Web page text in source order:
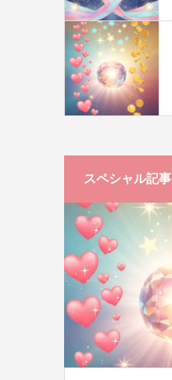
スペシャル記事